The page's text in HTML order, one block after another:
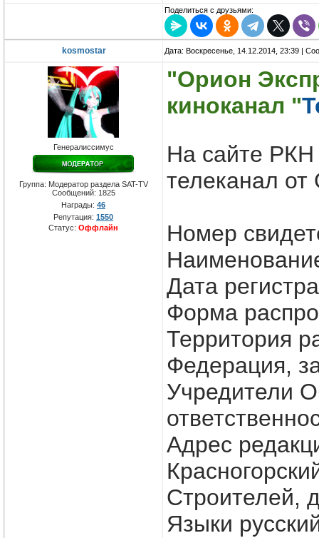
Поделиться с друзьями:
kosmostar Дата: Воскресенье, 14.12.2014, 23:39 |
Генералиссимус
Группа: Модератор раздела SAT-TV
Сообщений: 1825
Награды: 46
Репутация: 1550
Статус: Оффлайн
"Орион
киноканал "
На сайте РКН
телеканал
Номер
Дата
Форма
Территория
Федерация,
Учредители
Адрес
Строителей,
Языки